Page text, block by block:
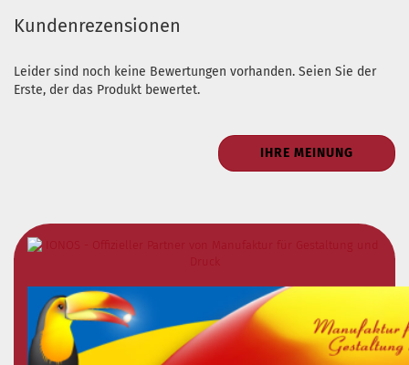
Kundenrezensionen
Leider sind noch keine Bewertungen vorhanden. Seien Sie der
Erste, der das Produkt bewertet.
IHRE MEINUNG